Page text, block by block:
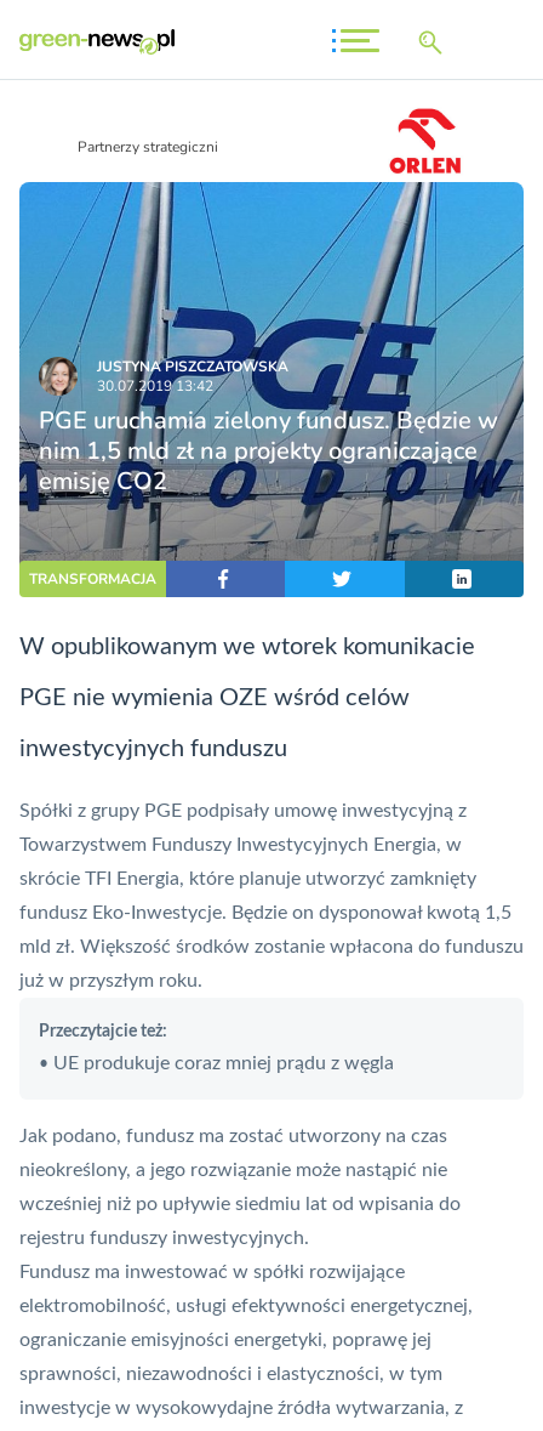
Partnerzy strategiczni
JUSTYNA PISZCZATOWSKA
30.07.2019 13:42
PGE uruchamia zielony fundusz. Będzie w
nim 1,5 mld zł na projekty ograniczające
emisję CO2
TRANSFORMACJA
W opublikowanym we wtorek komunikacie
PGE nie wymienia OZE wśród celów
inwestycyjnych funduszu
Spółki z grupy PGE podpisały umowę inwestycyjną z
Towarzystwem Funduszy Inwestycyjnych Energia, w
skrócie TFI Energia, które planuje utworzyć zamknięty
fundusz Eko-Inwestycje. Będzie on dysponował kwotą 1,5
mld zł. Większość środków zostanie wpłacona do funduszu
już w przyszłym roku.
Przeczytajcie też:
• UE produkuje coraz mniej prądu z węgla
Jak podano, fundusz ma zostać utworzony na czas
nieokreślony, a jego rozwiązanie może nastąpić nie
wcześniej niż po upływie siedmiu lat od wpisania do
rejestru funduszy inwestycyjnych.
Fundusz ma inwestować w spółki rozwijające
elektromobilność, usługi efektywności energetycznej,
ograniczanie emisyjności energetyki, poprawę jej
sprawności, niezawodności i elastyczności, w tym
inwestycje w wysokowydajne źródła wytwarzania, z